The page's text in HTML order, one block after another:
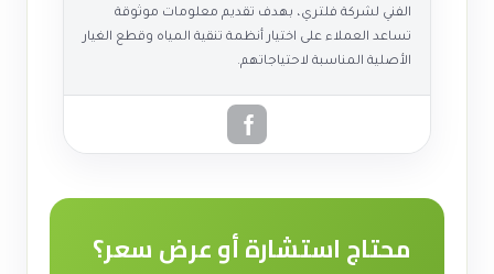
الفني لشركة فلتري، بهدف تقديم معلومات موثوقة
تساعد العملاء على اختيار أنظمة تنقية المياه وقطع الغيار
الأصلية المناسبة لاحتياجاتهم.
محتاج استشارة أو عرض سعر؟